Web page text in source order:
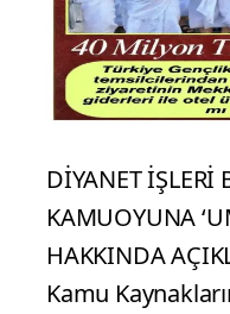
DİYANET İŞLERİ
KAMUOYUNA
HAKKINDA
Kamu